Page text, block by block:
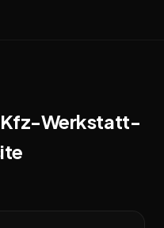
Kfz-Werkstatt-